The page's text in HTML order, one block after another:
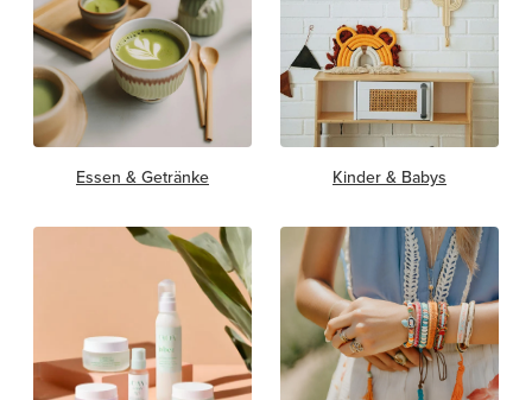
Essen & Getränke Kinder & Babys